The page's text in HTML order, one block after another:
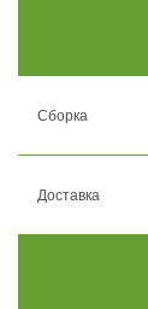
Сборка
Доставка